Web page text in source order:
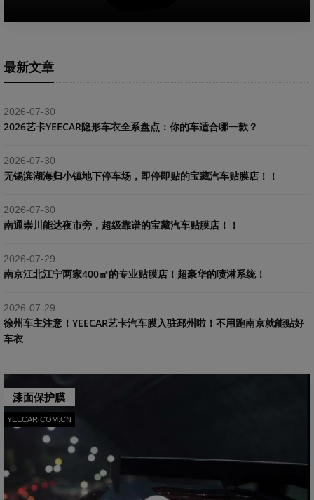
最新文章
2026-07-30
2026艺卡YEECAR隐形车衣全系盘点：你的车适合哪一款？
2026-07-30
​无锡滨湖海归小镇地下停车场，即停即贴的宝藏汽车贴膜店！！
2026-07-30
南通崇川能达夜市旁，超级靠谱的宝藏汽车贴膜店！！
2026-07-29
南京江北江宁两家400㎡的专业贴膜店！超豪华的喷淋系统！
2026-07-29
​徐州车主注意！YEECAR艺卡汽车膜入驻邳州啦！不用跑南京就能贴好
车衣
漆面保护膜
YEECAR.COM.CN